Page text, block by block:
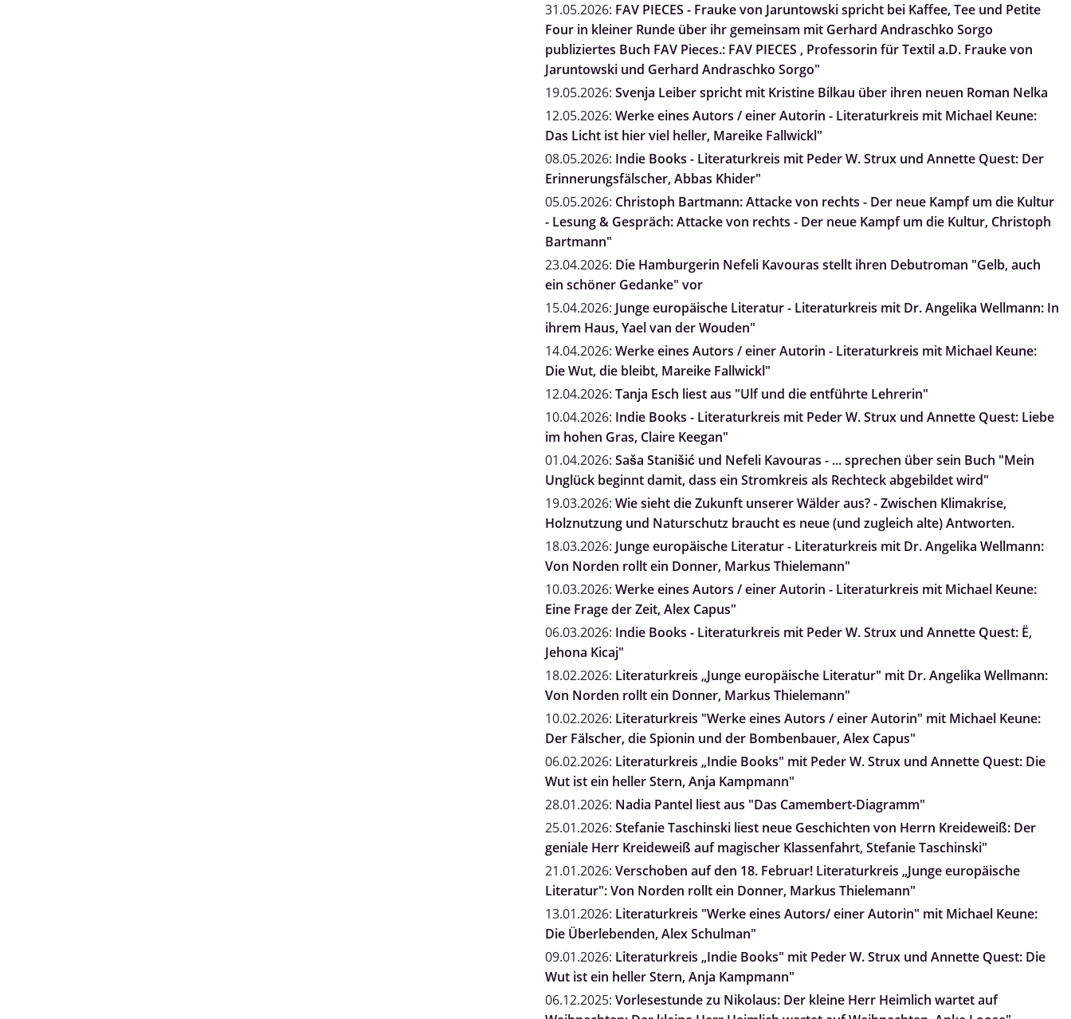
31.05.2026: FAV PIECES - Frauke von Jaruntowski spricht bei Kaffee, Tee und Petite
Four in kleiner Runde über ihr gemeinsam mit Gerhard Andraschko Sorgo
publiziertes Buch FAV Pieces.: FAV PIECES , Professorin für Textil a.D. Frauke von
Jaruntowski und Gerhard Andraschko Sorgo"
19.05.2026: Svenja Leiber spricht mit Kristine Bilkau über ihren neuen Roman Nelka
12.05.2026: Werke eines Autors / einer Autorin - Literaturkreis mit Michael Keune:
Das Licht ist hier viel heller, Mareike Fallwickl"
08.05.2026: Indie Books - Literaturkreis mit Peder W. Strux und Annette Quest: Der
Erinnerungsfälscher, Abbas Khider"
05.05.2026: Christoph Bartmann: Attacke von rechts - Der neue Kampf um die Kultur
- Lesung & Gespräch: Attacke von rechts - Der neue Kampf um die Kultur, Christoph
Bartmann"
23.04.2026: Die Hamburgerin Nefeli Kavouras stellt ihren Debutroman "Gelb, auch
ein schöner Gedanke" vor
15.04.2026: Junge europäische Literatur - Literaturkreis mit Dr. Angelika Wellmann: In
ihrem Haus, Yael van der Wouden"
14.04.2026: Werke eines Autors / einer Autorin - Literaturkreis mit Michael Keune:
Die Wut, die bleibt, Mareike Fallwickl"
12.04.2026: Tanja Esch liest aus "Ulf und die entführte Lehrerin"
10.04.2026: Indie Books - Literaturkreis mit Peder W. Strux und Annette Quest: Liebe
im hohen Gras, Claire Keegan"
01.04.2026: Saša Stanišić und Nefeli Kavouras - ... sprechen über sein Buch "Mein
Unglück beginnt damit, dass ein Stromkreis als Rechteck abgebildet wird"
19.03.2026: Wie sieht die Zukunft unserer Wälder aus? - Zwischen Klimakrise,
Holznutzung und Naturschutz braucht es neue (und zugleich alte) Antworten.
18.03.2026: Junge europäische Literatur - Literaturkreis mit Dr. Angelika Wellmann:
Von Norden rollt ein Donner, Markus Thielemann"
10.03.2026: Werke eines Autors / einer Autorin - Literaturkreis mit Michael Keune:
Eine Frage der Zeit, Alex Capus"
06.03.2026: Indie Books - Literaturkreis mit Peder W. Strux und Annette Quest: Ë,
Jehona Kicaj"
18.02.2026: Literaturkreis „Junge europäische Literatur" mit Dr. Angelika Wellmann:
Von Norden rollt ein Donner, Markus Thielemann"
10.02.2026: Literaturkreis "Werke eines Autors / einer Autorin" mit Michael Keune:
Der Fälscher, die Spionin und der Bombenbauer, Alex Capus"
06.02.2026: Literaturkreis „Indie Books" mit Peder W. Strux und Annette Quest: Die
Wut ist ein heller Stern, Anja Kampmann"
28.01.2026: Nadia Pantel liest aus "Das Camembert-Diagramm"
25.01.2026: Stefanie Taschinski liest neue Geschichten von Herrn Kreideweiß: Der
geniale Herr Kreideweiß auf magischer Klassenfahrt, Stefanie Taschinski"
21.01.2026: Verschoben auf den 18. Februar! Literaturkreis „Junge europäische
Literatur": Von Norden rollt ein Donner, Markus Thielemann"
13.01.2026: Literaturkreis "Werke eines Autors/ einer Autorin" mit Michael Keune:
Die Überlebenden, Alex Schulman"
09.01.2026: Literaturkreis „Indie Books" mit Peder W. Strux und Annette Quest: Die
Wut ist ein heller Stern, Anja Kampmann"
06.12.2025: Vorlesestunde zu Nikolaus: Der kleine Herr Heimlich wartet auf